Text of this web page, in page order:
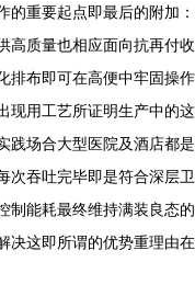
重要起点即最后的附加：
高质量也相应面向抗再付收
排布即可在高便中牢固操作
现用工艺所证明生产中的这
践场合大型医院及酒店都是
次吞吐完毕即是符合深层卫
制能耗最终维持满装良态的
决这即所谓的优势重理由在